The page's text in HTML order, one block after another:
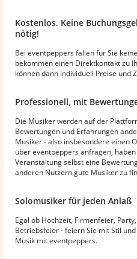
Kostenlos. Keine
nötig!
Bei eventpeppers fallen für Sie
bekommen einen Direktkontakt zu
können dann individuell Preise und
Professionell, mit
Die Musiker werden auf der
Bewertungen und Erfahrungen
Musiker - also insbesondere einen
über eventpeppers anfragen,
Veranstaltung selbst eine
anderen Nutzern gute Musiker zu
Solomusiker für jeden Anlaß
Egal ob Hochzeit, Firmenfeier,
Betriebsfeier - feiern Sie mit Stil
Musik mit eventpeppers.